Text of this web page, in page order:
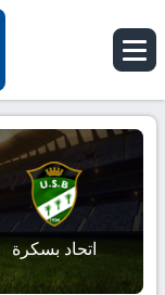
اتحاد بسكرة